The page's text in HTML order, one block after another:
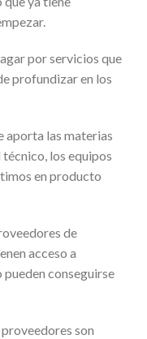
por servicios que
profundizar en los
aporta las materias
los equipos
en producto
de
acceso a
conseguirse
son